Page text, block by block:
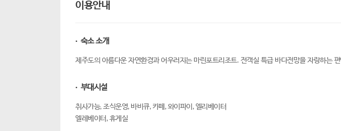
이용안내
· 숙소 소개
제주도의 아름다운 자연환경과 어우러지는 마린포트리조트. 전객실 특급 바다전망을 자랑하는
· 부대시설
취사가능, 조식운영, 바비큐, 카페, 와이파이, 엘리베이터
엘레베이터, 휴게실